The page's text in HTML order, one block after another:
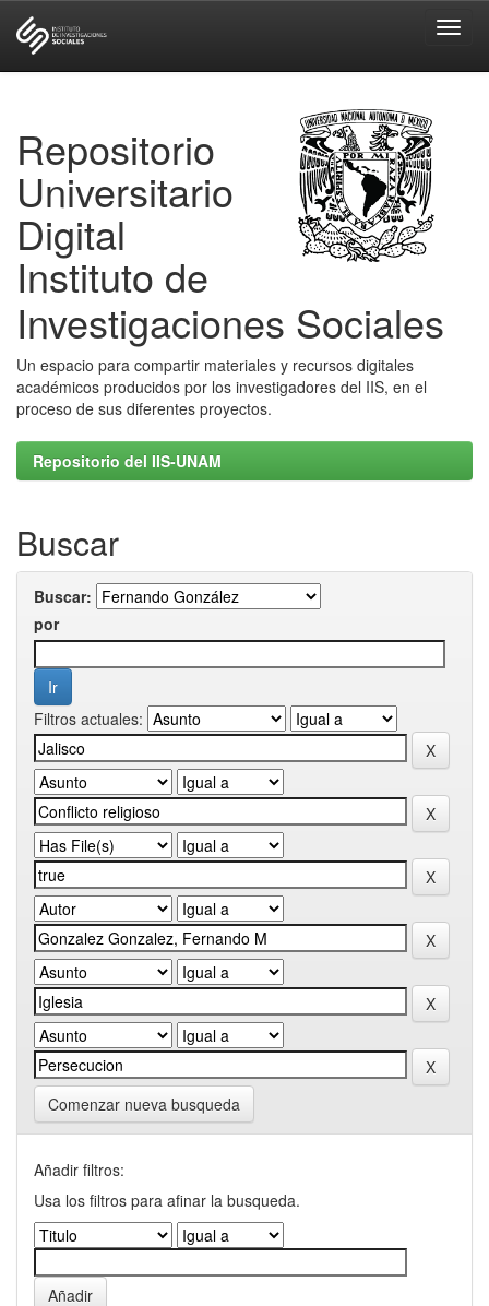
Repositorio
Universitario
Digital
Instituto de
Investigaciones Sociales
Un espacio para compartir materiales y recursos digitales
académicos producidos por los investigadores del IIS, en el
proceso de sus diferentes proyectos.
Repositorio del IIS-UNAM
Buscar
Buscar:
por
Filtros actuales:
Comenzar nueva busqueda
Añadir filtros:
Usa los filtros para afinar la busqueda.